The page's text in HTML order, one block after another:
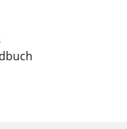
at its input. Use
/ MR6mk3 /